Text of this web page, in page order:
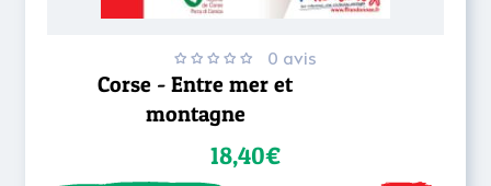
0 avis
Corse - Entre mer et
montagne
18,40€